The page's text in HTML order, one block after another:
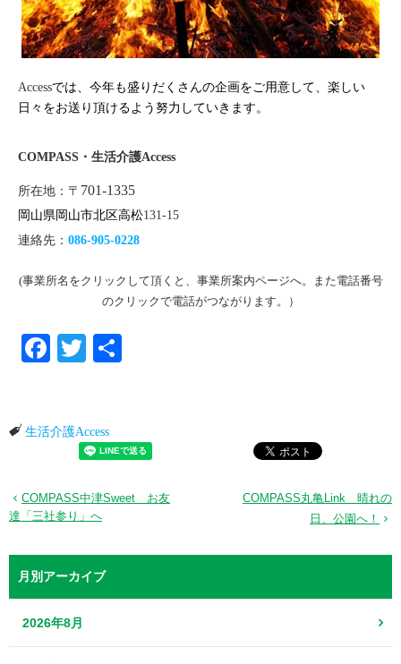
Accessでは、今年も盛りだくさんの企画をご用意して、楽しい
日々をお送り頂けるよう努力していきます。
COMPASS ・生活介護Access
所在地：〒 701-1335
岡山県岡山市北区高松131-15
連絡先 ： 086-905-0228
(事業所名をクリックして頂くと、事業所案内ページへ。また電話番号
のクリックで電話がつながります。）
FacebookTwitter
生活介護Access
COMPASS中津Sweet お友
達「三社参り」へ
COMPASS丸亀Link 晴れの
日、公園へ！
月別アーカイブ
2026年8月